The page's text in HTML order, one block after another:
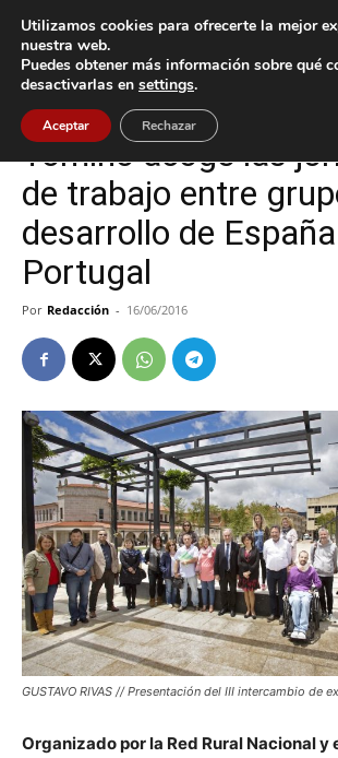
Inicio Política
Política Tomiño
Tomiño acoge las
de trabajo entre
desarrollo de
Portugal
Por Redacción - 16/06/2016
GUSTAVO RIVAS // Presentación del III intercambio de
Organizado por la Red Rural Nacional y
Utilizamos cookies para ofrecerte la mejor
nuestra web.
Puedes obtener más información sobre qué
desactivarlas en settings.
Aceptar Rechazar